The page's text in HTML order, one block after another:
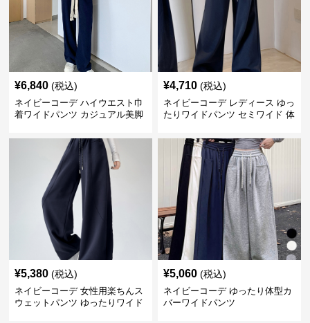
¥6,840 (税込)
ネイビーコーデ ハイウエスト巾
着ワイドパンツ カジュアル美脚
¥4,710 (税込)
ネイビーコーデ レディース ゆっ
たりワイドパンツ セミワイド 体
¥5,380 (税込)
ネイビーコーデ 女性用楽ちんス
ウェットパンツ ゆったりワイド
¥5,060 (税込)
ネイビーコーデ ゆったり体型カ
バーワイドパンツ